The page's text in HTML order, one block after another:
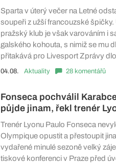
Sparta v úterý večer na Letné
soupeři z užší francouzské
pražský klub je však varováním i
galského kohouta, s nimiž se mu
přitakává pro Livesport Zprávy
04.08. Aktuality 28 komentářů
Fonseca pochválil
půjde jinam, řekl trenér
Trenér Lyonu Paulo Fonseca
Olympique opustit a přestoupit
vydařené minulé sezoně velký
tiskové konferenci v Praze před